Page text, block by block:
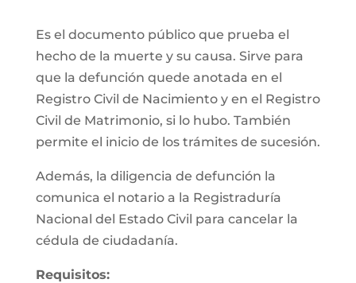
Es el documento público que prueba el
hecho de la muerte y su causa. Sirve para
que la defunción quede anotada en el
Registro Civil de Nacimiento y en el Registro
Civil de Matrimonio, si lo hubo. También
permite el inicio de los trámites de sucesión.
Además, la diligencia de defunción la
comunica el notario a la Registraduría
Nacional del Estado Civil para cancelar la
cédula de ciudadanía.
Requisitos: